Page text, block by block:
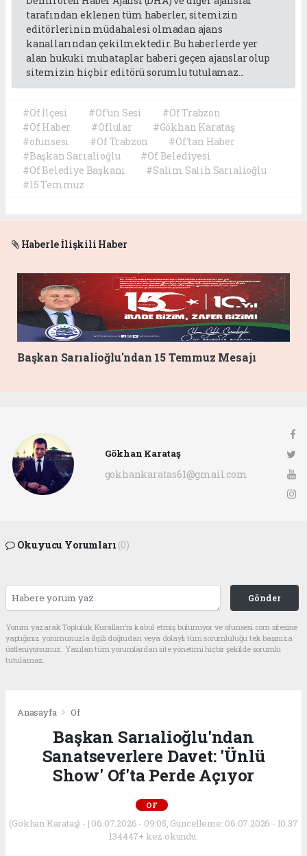
tarafından eklenen tüm haberler, sitemizin
editörlerinin müdahalesi olmadan ajans
kanallarından çekilmektedir. Bu haberlerde yer
alan hukuki muhataplar haberi geçen ajanslar olup
sitemizin hiç bir editörü sorumlu tutulamaz...
#Of İlçesi #Of'un Sesi
#Of Trabzon
#Of Haber
#Oflular
#Gökhan Karataş
#ofunsesi
#Of Trabzon
#Of'tan Haber
#Başkan Sarıalioğlu
#Of Belediyesi
#Of Belediye Başkanı
#Salim Salih Sarıalioğlu
#15 Temmuz
Haberle İlişkili Haber
Başkan Sarıalioğlu'ndan 15 Temmuz Mesajı
Gökhan Karataş
gokhankaratas61@gmail.com
Okuyucu Yorumları (0)
Gönder
Yorum yazarak Topluluk Kuralları’nı kabul etmiş bulunuyor ve ofunsesi.com sitesine
yaptığınız yorumunuzla ilgili doğrudan veya dolaylı tüm sorumluluğu tek başınıza
üstleniyorsunuz. Yazılan tüm yorumlardan site yönetimi hiçbir şekilde sorumlu
tutulamaz.
Anasayfa Of
Başkan Sarıalioğlu'ndan
Sanatseverlere Davet: 'Ünlü
Show' Of'ta Perde Açıyor
OF
(Gökhan Karataş) - | 06.07.2026 - 09:05, Güncelleme: 06.07.2026 - 10:37
134447+ kez okundu.